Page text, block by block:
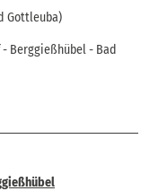
Gottleuba)
Berggießhübel - Bad